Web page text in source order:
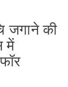
जगाने की
में